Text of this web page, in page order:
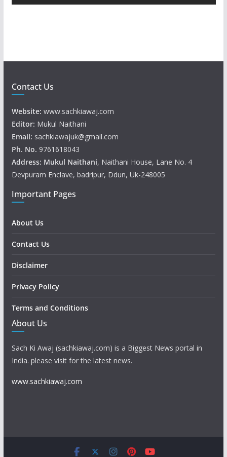
Contact Us
Website: www.sachkiawaj.com
Editor: Mukul Naithani
Email: sachkiawajuk@gmail.com
Ph. No. 9761618043
Address: Mukul Naithani, Naithani House, Lane No. 4
Devpuram Enclave, badripur, Ddun, Uk-248005
Important Pages
About Us
Contact Us
Disclaimer
Privacy Policy
Terms and Conditions
About Us
Sach Ki Awaj (sachkiawaj.com) is a Biggest News portal in
India. please visit for the latest news.
www.sachkiawaj.com